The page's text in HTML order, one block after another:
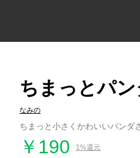
ちまっとパ
なみの
ちまっと小さくかわいいパンダ
￥190 1%還元